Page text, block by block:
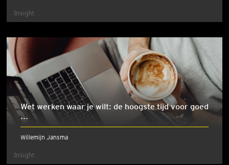
Insight
Wet werken waar je wilt: de hoogste tijd voor goed
...
Willemijn Jansma
Insight